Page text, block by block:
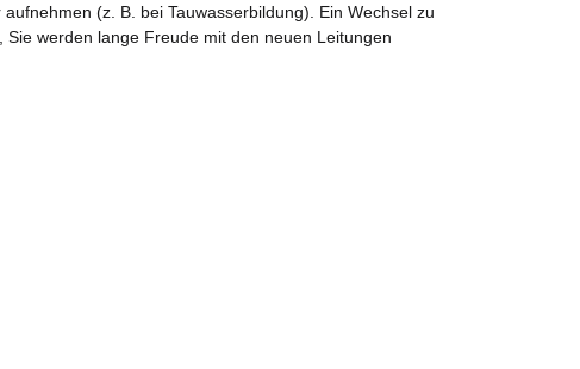
(z. B. bei Tauwasserbildung). Ein Wechsel zu
werden lange Freude mit den neuen Leitungen